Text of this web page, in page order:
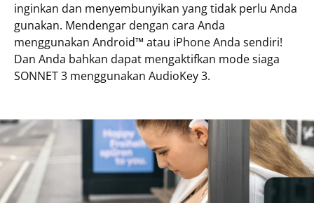
inginkan dan menyembunyikan yang tidak perlu Anda
gunakan. Mendengar dengan cara Anda
menggunakan Android™ atau iPhone Anda sendiri!
Dan Anda bahkan dapat mengaktifkan mode siaga
SONNET 3 menggunakan AudioKey 3.